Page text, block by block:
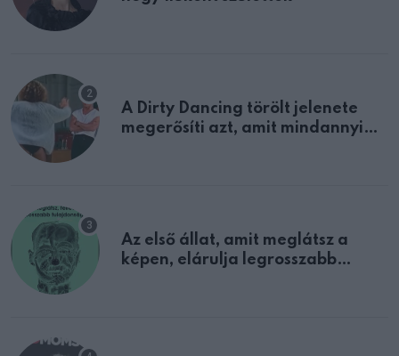
A Dirty Dancing törölt jelenete
megerősíti azt, amit mindannyian
Az első állat, amit meglátsz a
képen, elárulja legrosszabb